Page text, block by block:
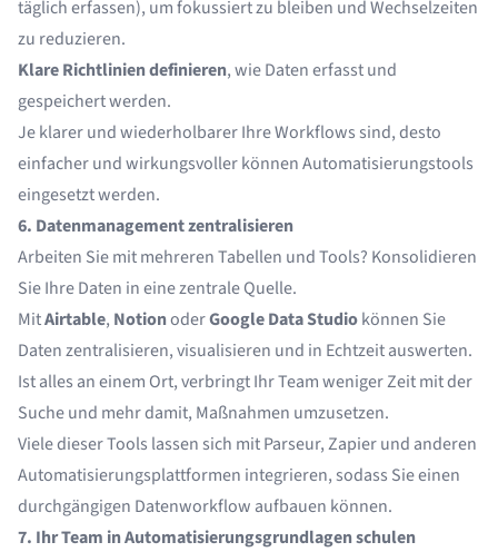
täglich erfassen), um fokussiert zu bleiben und Wechselzeiten
zu reduzieren.
Klare Richtlinien definieren, wie Daten erfasst und
gespeichert werden.
Je klarer und wiederholbarer Ihre Workflows sind, desto
einfacher und wirkungsvoller können Automatisierungstools
eingesetzt werden.
6. Datenmanagement zentralisieren
Arbeiten Sie mit mehreren Tabellen und Tools? Konsolidieren
Sie Ihre Daten in eine zentrale Quelle.
MitAirtable, NotionoderGoogle Data Studiokönnen Sie
Daten zentralisieren, visualisieren und in Echtzeit auswerten.
Ist alles an einem Ort, verbringt Ihr Team weniger Zeit mit der
Suche und mehr damit, Maßnahmen umzusetzen.
Viele dieser Tools lassen sich mit Parseur, Zapier und anderen
Automatisierungsplattformen integrieren, sodass Sie einen
durchgängigen Datenworkflow aufbauen können.
7. Ihr Team in Automatisierungsgrundlagen schulen